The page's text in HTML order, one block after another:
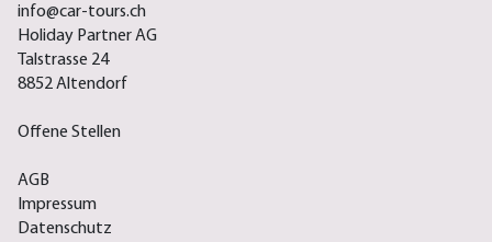
info@car-tours.ch
Holiday Partner AG
Talstrasse 24
8852 Altendorf
Offene Stellen
AGB
Impressum
Datenschutz